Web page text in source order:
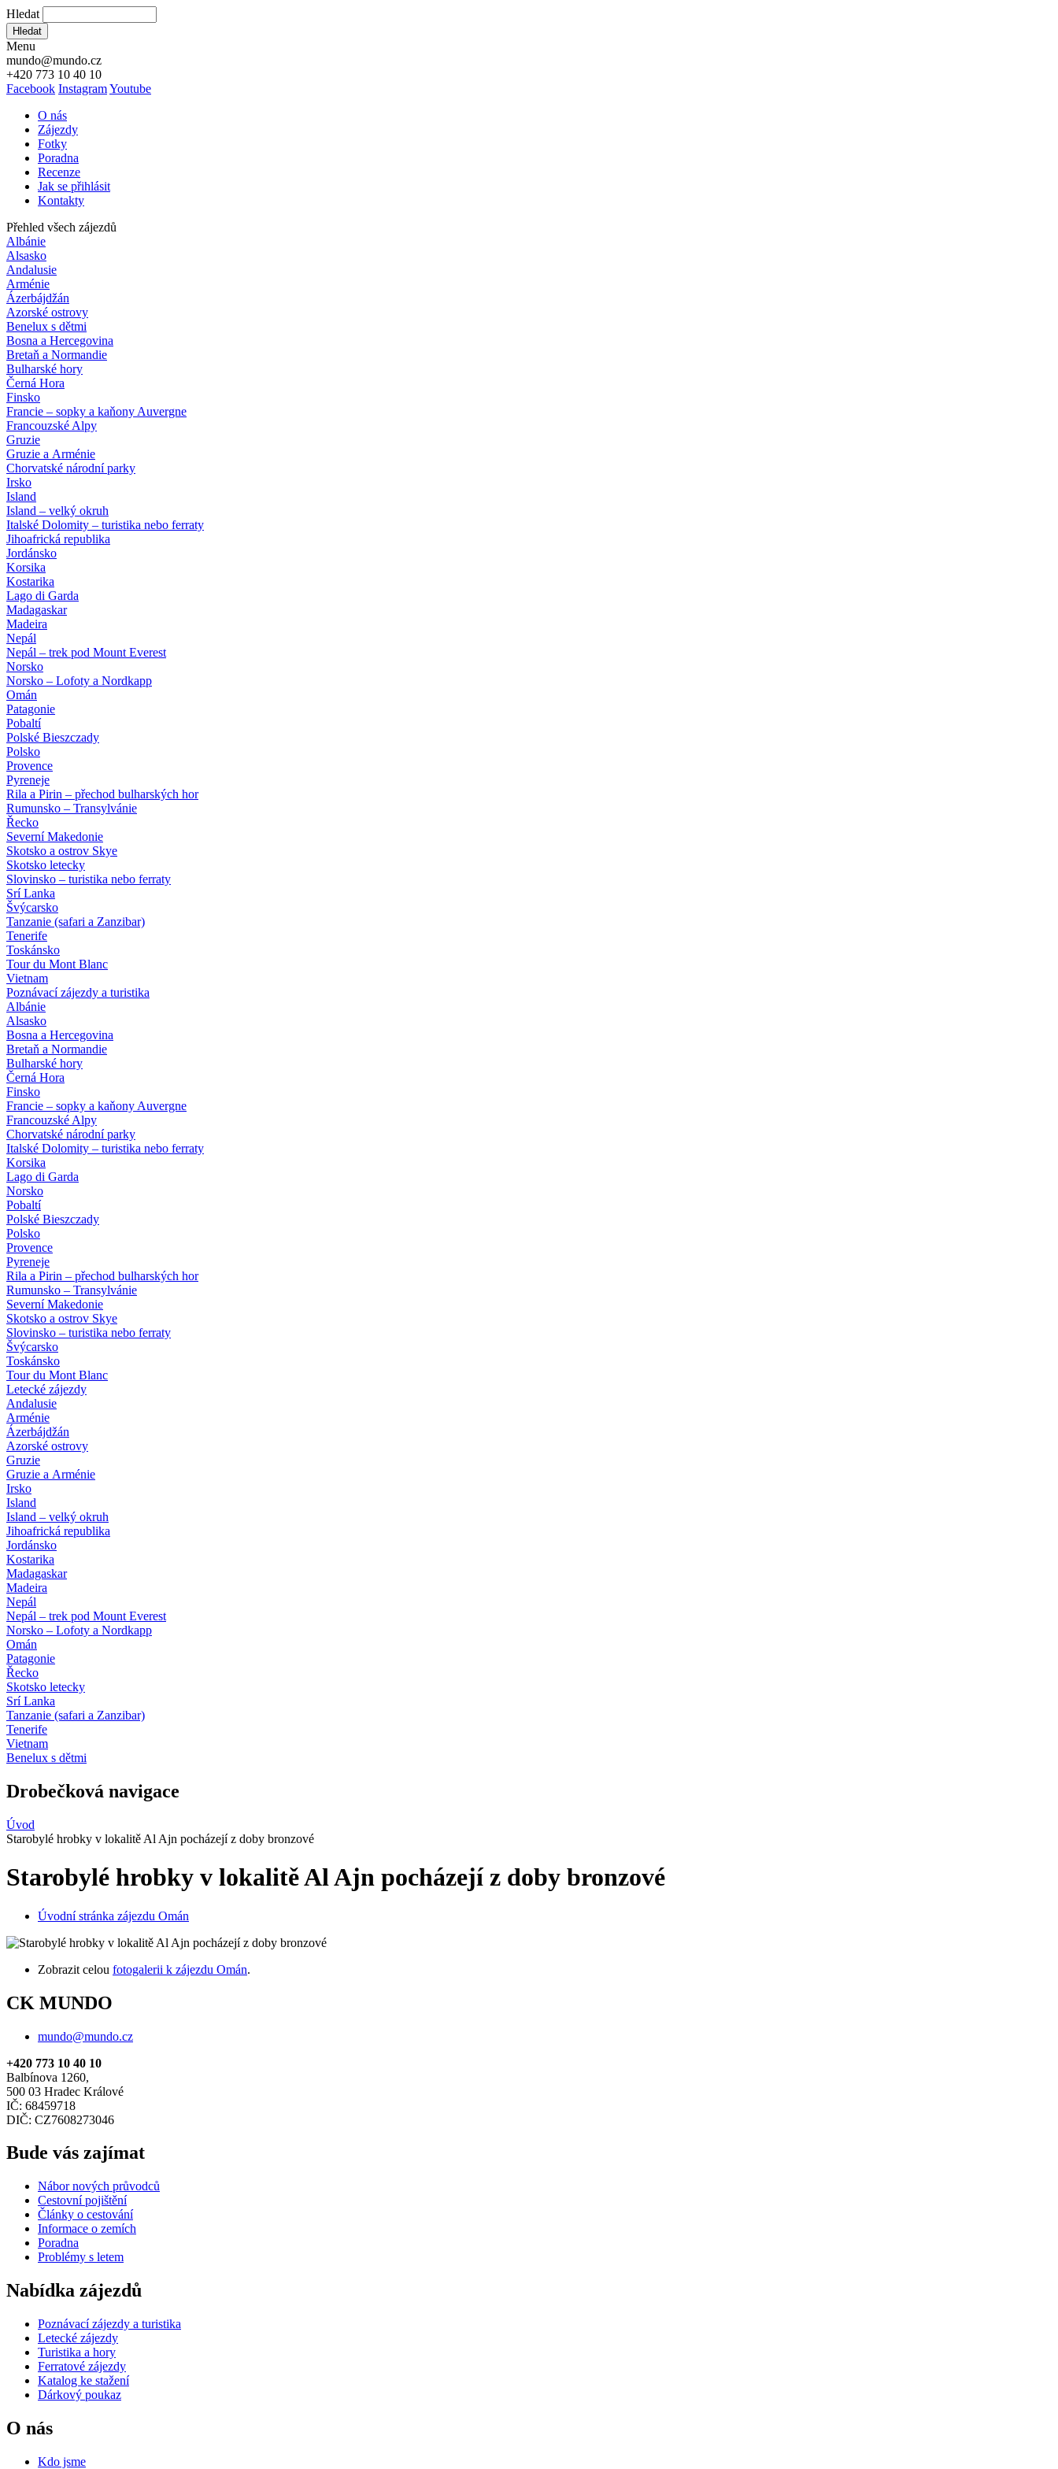
Hledat
Hledat
Menu
mundo@mundo.cz
+420 773 10 40 10
Facebook InstagramYoutube
O nás
Zájezdy
Fotky
Poradna
Recenze
Jak se přihlásit
Kontakty
Přehled všech zájezdů
Albánie
Alsasko
Andalusie
Arménie
Ázerbájdžán
Azorské ostrovy
Benelux s dětmi
Bosna a Hercegovina
Bretaň a Normandie
Bulharské hory
Černá Hora
Finsko
Francie – sopky a kaňony Auvergne
Francouzské Alpy
Gruzie
Gruzie a Arménie
Chorvatské národní parky
Irsko
Island
Island – velký okruh
Italské Dolomity – turistika nebo ferraty
Jihoafrická republika
Jordánsko
Korsika
Kostarika
Lago di Garda
Madagaskar
Madeira
Nepál
Nepál – trek pod Mount Everest
Norsko
Norsko – Lofoty a Nordkapp
Omán
Patagonie
Pobaltí
Polské Bieszczady
Polsko
Provence
Pyreneje
Rila a Pirin – přechod bulharských hor
Rumunsko – Transylvánie
Řecko
Severní Makedonie
Skotsko a ostrov Skye
Skotsko letecky
Slovinsko – turistika nebo ferraty
Srí Lanka
Švýcarsko
Tanzanie (safari a Zanzibar)
Tenerife
Toskánsko
Tour du Mont Blanc
Vietnam
Poznávací zájezdy a turistika
Albánie
Alsasko
Bosna a Hercegovina
Bretaň a Normandie
Bulharské hory
Černá Hora
Finsko
Francie – sopky a kaňony Auvergne
Francouzské Alpy
Chorvatské národní parky
Italské Dolomity – turistika nebo ferraty
Korsika
Lago di Garda
Norsko
Pobaltí
Polské Bieszczady
Polsko
Provence
Pyreneje
Rila a Pirin – přechod bulharských hor
Rumunsko – Transylvánie
Severní Makedonie
Skotsko a ostrov Skye
Slovinsko – turistika nebo ferraty
Švýcarsko
Toskánsko
Tour du Mont Blanc
Letecké zájezdy
Andalusie
Arménie
Ázerbájdžán
Azorské ostrovy
Gruzie
Gruzie a Arménie
Irsko
Island
Island – velký okruh
Jihoafrická republika
Jordánsko
Kostarika
Madagaskar
Madeira
Nepál
Nepál – trek pod Mount Everest
Norsko – Lofoty a Nordkapp
Omán
Patagonie
Řecko
Skotsko letecky
Srí Lanka
Tanzanie (safari a Zanzibar)
Tenerife
Vietnam
Benelux s dětmi
Drobečková navigace
Úvod
Starobylé hrobky v lokalitě Al Ajn pocházejí z doby bronzové
Starobylé hrobky v lokalitě Al Ajn pocházejí z doby bronzové
Úvodní stránka zájezdu Omán
Zobrazit celou fotogalerii k zájezdu Omán.
CK MUNDO
mundo@mundo.cz
+420 773 10 40 10
Balbínova 1260,
500 03 Hradec Králové
IČ: 68459718
DIČ: CZ7608273046
Bude vás zajímat
Nábor nových průvodců
Cestovní pojištění
Články o cestování
Informace o zemích
Poradna
Problémy s letem
Nabídka zájezdů
Poznávací zájezdy a turistika
Letecké zájezdy
Turistika a hory
Ferratové zájezdy
Katalog ke stažení
Dárkový poukaz
O nás
Kdo jsme